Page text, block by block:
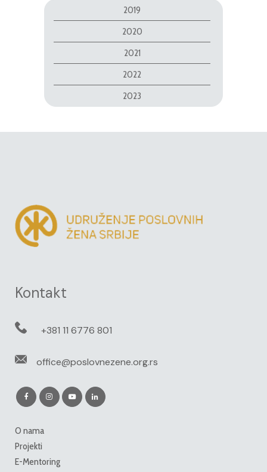
2019
2020
2021
2022
2023
Kontakt
+381 11 6776 801
office@poslovnezene.org.rs
O nama
Projekti
E-Mentoring